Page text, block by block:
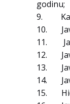
godinu;
9.
10.
11.
12.
13.
14.
15.